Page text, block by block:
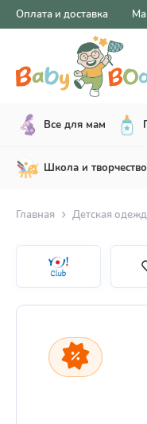
Оплата и доставка
Все для мам
Школа и творчество
Главная Детская